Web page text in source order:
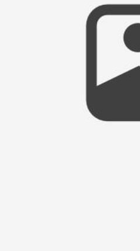
Ulli & Micha